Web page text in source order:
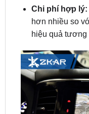
hiệu quả